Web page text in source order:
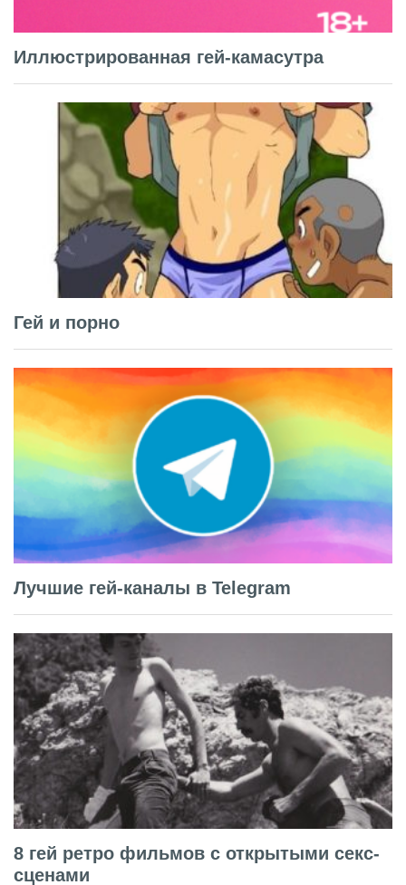
Иллюстрированная гей-камасутра
Гей и порно
Лучшие гей-каналы в Telegram
8 гей ретро фильмов с открытыми секс-
сценами